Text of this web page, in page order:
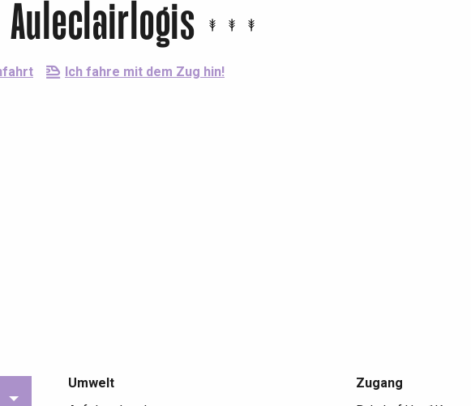
Ich fahre mit dem Zug hin!
Umwelt
Umwelt
Zugang
Zugang